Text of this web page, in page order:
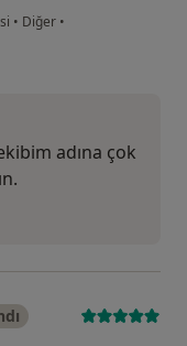
• Diğer •
adına çok